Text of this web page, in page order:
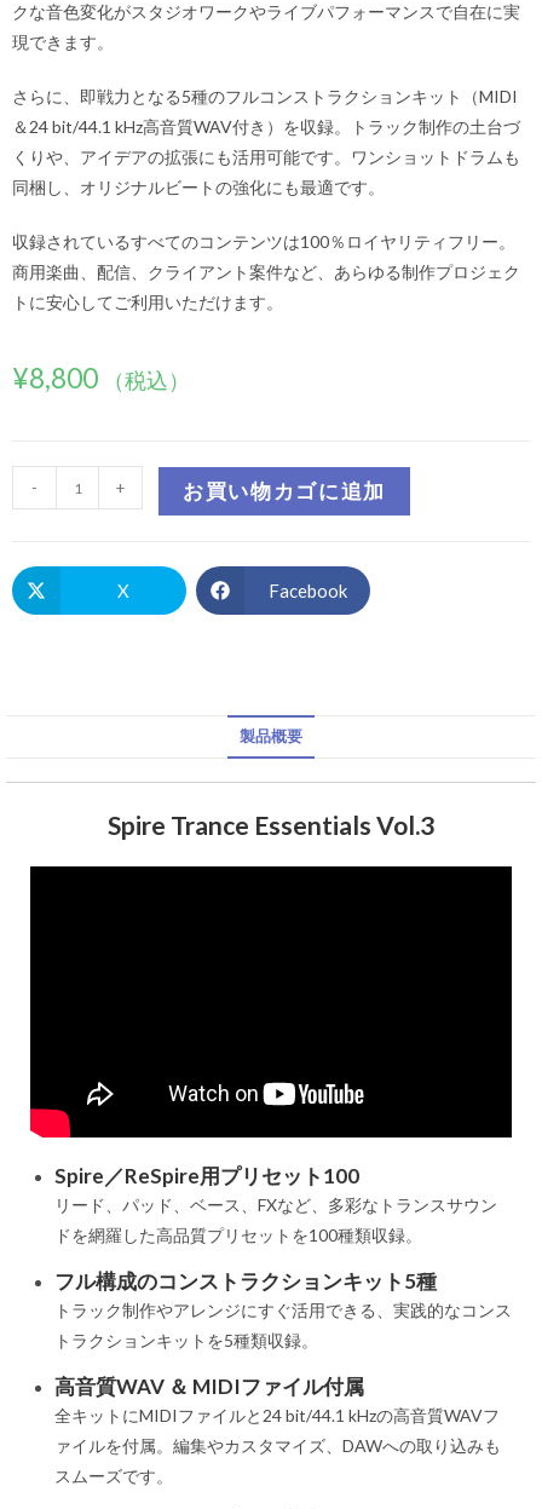
クな音色変化がスタジオワークやライブパフォーマンスで自在に実
現できます。
さらに、即戦力となる5種のフルコンストラクションキット（MIDI
＆24 bit/44.1 kHz高音質WAV付き）を収録。トラック制作の土台づ
くりや、アイデアの拡張にも活用可能です。ワンショットドラムも
同梱し、オリジナルビートの強化にも最適です。
収録されているすべてのコンテンツは100％ロイヤリティフリー。
商用楽曲、配信、クライアント案件など、あらゆる制作プロジェク
トに安心してご利用いただけます。
¥8,800 （税込）
- + お買い物カゴに追加
X Facebook
製品概要
Spire Trance Essentials Vol.3
Spire／ReSpire用プリセット100
リード、パッド、ベース、FXなど、多彩なトランスサウン
ドを網羅した高品質プリセットを100種類収録。
フル構成のコンストラクションキット5種
トラック制作やアレンジにすぐ活用できる、実践的なコンス
トラクションキットを5種類収録。
高音質WAV ＆ MIDIファイル付属
全キットにMIDIファイルと24 bit/44.1 kHzの高音質WAVフ
ァイルを付属。編集やカスタマイズ、DAWへの取り込みも
スムーズです。